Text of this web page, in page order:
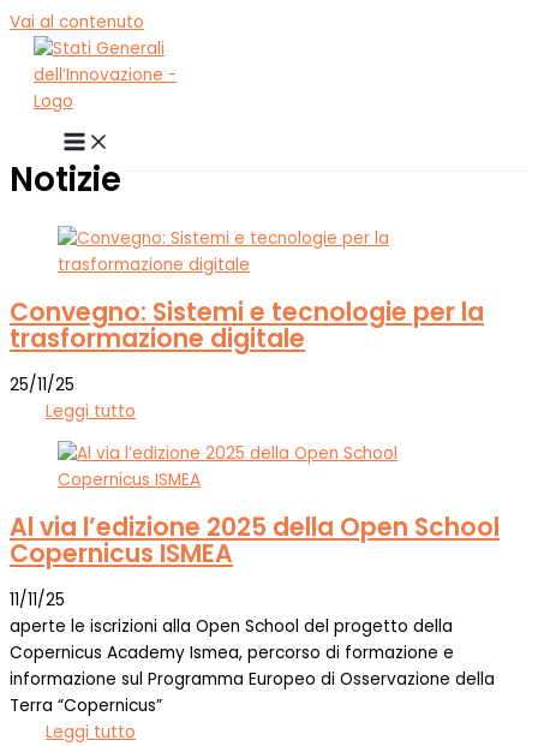
Vai al contenuto
Notizie
Convegno: Sistemi e tecnologie per la
trasformazione digitale
25/11/25
Leggi tutto
Al via l’edizione 2025 della Open School
Copernicus ISMEA
11/11/25
aperte le iscrizioni alla Open School del progetto della
Copernicus Academy Ismea, percorso di formazione e
informazione sul Programma Europeo di Osservazione della
Terra “Copernicus”
Leggi tutto